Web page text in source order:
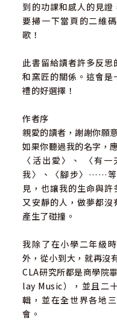
到的功課和感人的見證
要掃一下當頁的二維
歌！
此書留給讀者許多反
和窯匠的關係。這會
禮的好選擇！
作者序
親愛的讀者，謝謝你願
如果你聽過我的名字，
〈活出愛〉、 〈有
我〉、〈腳步〉……等
見，也讓我的生命與許
又安靜的人，做夢都
產生了碰撞。
我除了在小學二年級
外，從小到大，就再沒
CLA研究所都是商學院
lay Music），並且二
輯，並在全世界各地
會。